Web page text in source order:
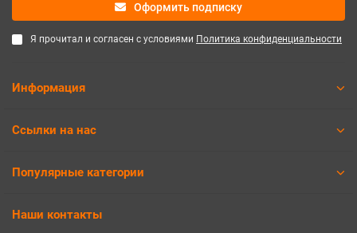
Оформить подписку
Я прочитал и согласен с условиями Политика конфиденциальности
Информация
Ссылки на нас
Популярные категории
Наши контакты